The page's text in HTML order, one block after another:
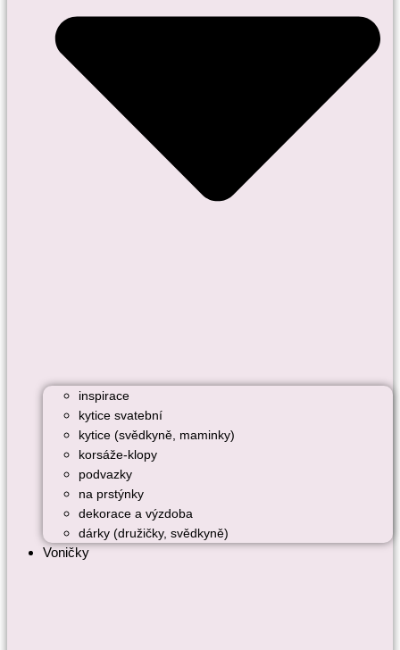
inspirace
kytice svatební
kytice (svědkyně, maminky)
korsáže-klopy
podvazky
na prstýnky
dekorace a výzdoba
dárky (družičky, svědkyně)
Voničky